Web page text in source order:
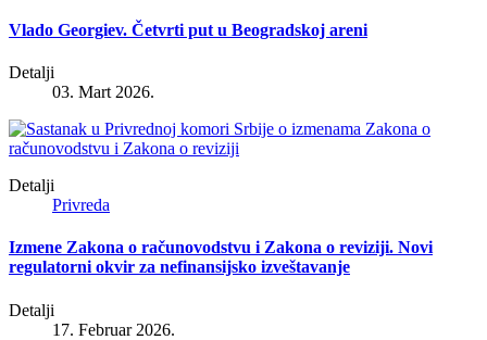
Vlado Georgiev. Četvrti put u Beogradskoj areni
Detalji
03. Mart 2026.
Detalji
Privreda
Izmene Zakona o računovodstvu i Zakona o reviziji. Novi
regulatorni okvir za nefinansijsko izveštavanje
Detalji
17. Februar 2026.